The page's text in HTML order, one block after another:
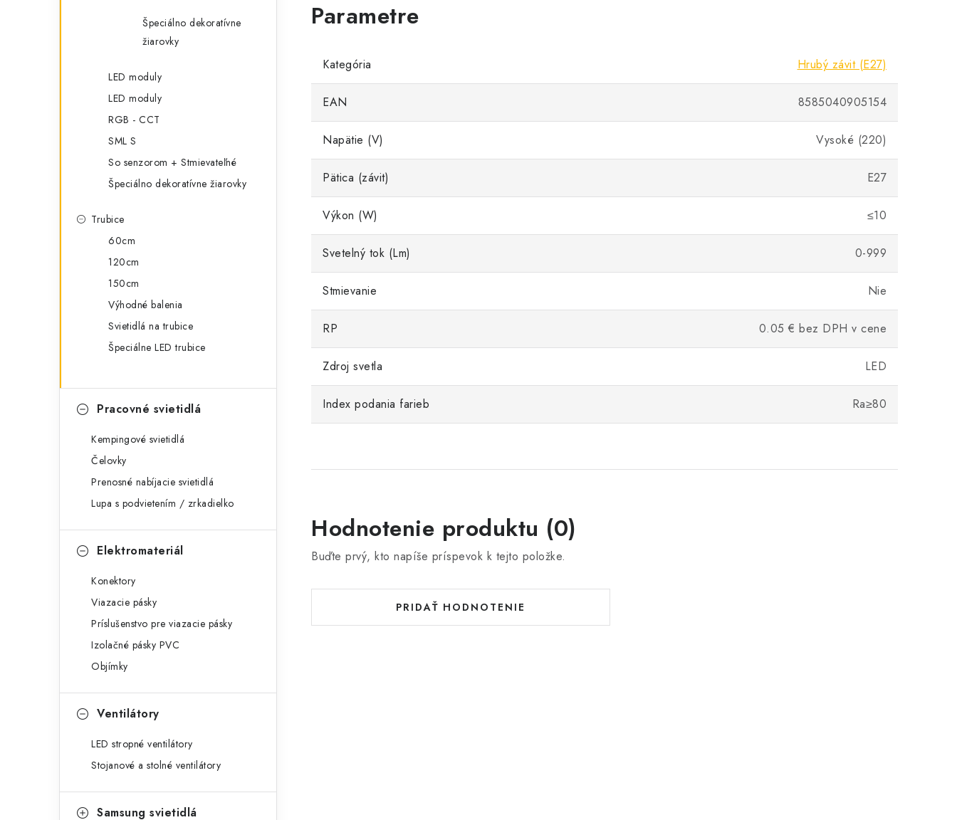
Špeciálno dekoratívne
žiarovky
LED moduly
LED moduly
RGB - CCT
SML S
So senzorom + Stmievateľné
Špeciálno dekoratívne žiarovky
Trubice
60cm
120cm
150cm
Výhodné balenia
Svietidlá na trubice
Špeciálne LED trubice
Pracovné svietidlá
Kempingové svietidlá
Čelovky
Prenosné nabíjacie svietidlá
Lupa s podvietením / zrkadielko
Elektromateriál
Konektory
Viazacie pásky
Príslušenstvo pre viazacie pásky
Izolačné pásky PVC
Objímky
Ventilátory
LED stropné ventilátory
Stojanové a stolné ventilátory
Samsung svietidlá
Kategória Hrubý závit (E27)
EAN 8585040905154
Napätie (V) Vysoké (220)
Pätica (závit) E27
Výkon (W) ≤10
Svetelný tok (Lm) 0-999
Stmievanie Nie
RP 0.05 € bez DPH v cene
Zdroj svetla LED
Index podania farieb Ra≥80
Hodnotenie produktu (0)
Buďte prvý, kto napíše príspevok k tejto položke.
PRIDAŤ HODNOTENIE